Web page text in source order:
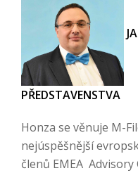
PŘEDSTAVENSTVA
Honza se věnuje M-
nejúspěšnější
členů EMEA